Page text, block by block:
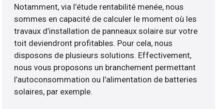
Notamment, via l’étude rentabilité menée, nous
sommes en capacité de calculer le moment où les
travaux d’installation de panneaux solaire sur votre
toit deviendront profitables. Pour cela, nous
disposons de plusieurs solutions. Effectivement,
nous vous proposons un branchement permettant
l’autoconsommation ou l’alimentation de batteries
solaires, par exemple.